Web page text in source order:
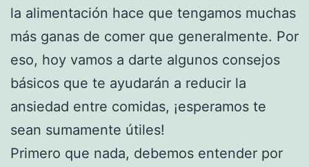
la alimentación hace que tengamos muchas
más ganas de comer que generalmente. Por
eso, hoy vamos a darte algunos consejos
básicos que te ayudarán a reducir la
ansiedad entre comidas, ¡esperamos te
sean sumamente útiles!
Primero que nada, debemos entender por